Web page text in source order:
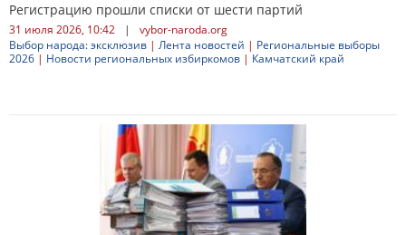
Регистрацию прошли списки от шести партий
31 июля 2026, 10:42 |
vybor-naroda.org
Выбор народа: эксклюзив | Лента новостей | Региональные выборы
2026 | Новости региональных избиркомов | Камчатский край